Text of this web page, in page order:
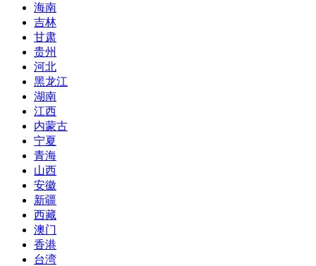
海南
吉林
甘肃
贵州
河北
黑龙江
湖南
江西
内蒙古
宁夏
青海
山西
安徽
新疆
西藏
澳门
香港
台湾